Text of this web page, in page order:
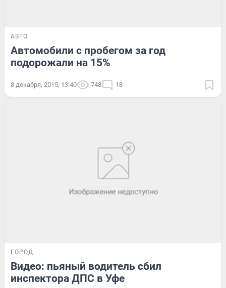
АВТО
Автомобили с пробегом за год
подорожали на 15%
8 декабря, 2015, 13:40 748 18
ГОРОД
Видео: пьяный водитель сбил
инспектора ДПС в Уфе